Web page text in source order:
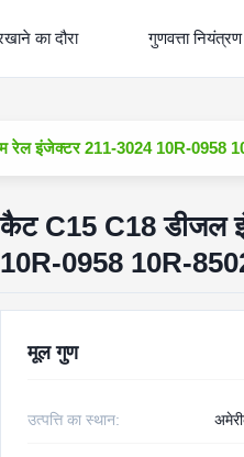
का दौरा गुणवत्ता नियंत्रण
इंजेक्टर 211-3024 10R-0958
कैट C15 C18 डीजल
10R-0958 10R-
मूल गुण
उत्पत्ति का स्थान: